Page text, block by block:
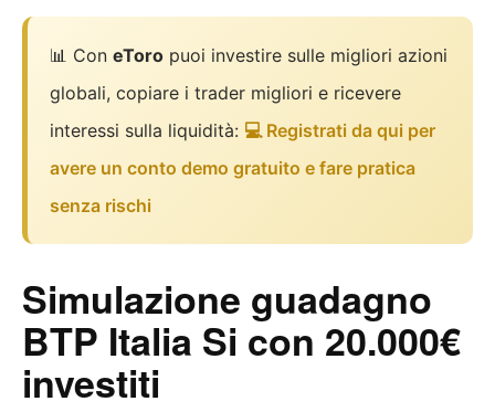
📊 Con eToro puoi investire sulle migliori azioni
globali, copiare i trader migliori e ricevere
interessi sulla liquidità: 💻 Registrati da qui per
avere un conto demo gratuito e fare pratica
senza rischi
Simulazione guadagno
BTP Italia Si con 20.000€
investiti